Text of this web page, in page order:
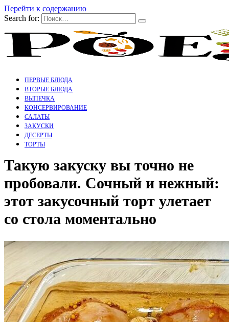
Перейти к содержанию
Search for:
ПЕРВЫЕ БЛЮДА
ВТОРЫЕ БЛЮДА
ВЫПЕЧКА
КОНСЕРВИРОВАНИЕ
САЛАТЫ
ЗАКУСКИ
ДЕСЕРТЫ
ТОРТЫ
Такую закуску вы точно не
пробовали. Сочный и нежный:
этот закусочный торт улетает
со стола моментально